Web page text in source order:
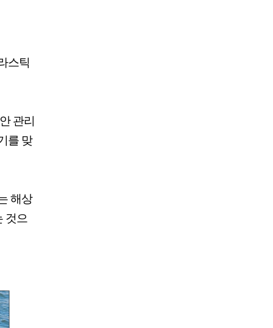
스틱
관리
를 맞
해상
것으